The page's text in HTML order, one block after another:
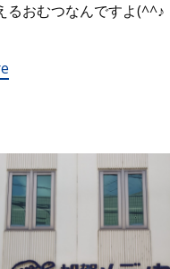
るおむつなんですよ